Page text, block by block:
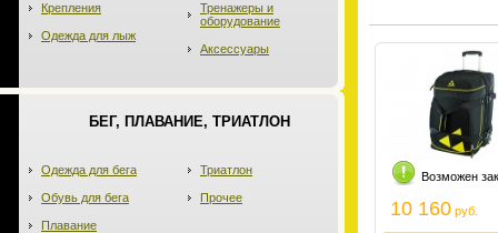
Крепления
Одежда для лыж
Тренажеры и
оборудование
Аксессуары
БЕГ, ПЛАВАНИЕ, ТРИАТЛОН
Одежда для бега
Обувь для бега
Плавание
Триатлон
Прочее
Возможен
10 160 руб.